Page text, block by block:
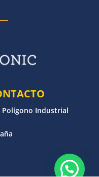
Polígono Industrial